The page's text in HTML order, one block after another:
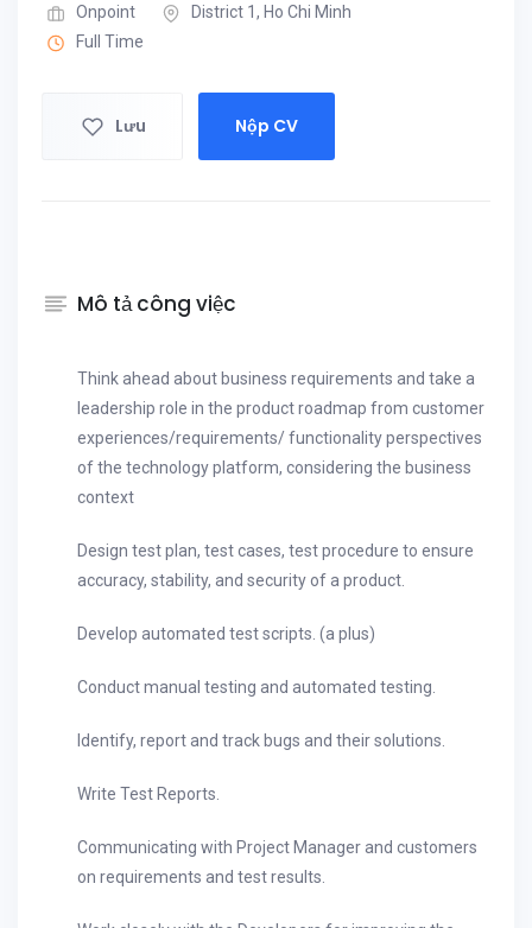
Onpoint
District 1, Ho Chi Minh
Full Time
Lưu Nộp CV
Mô tả công việc
Think ahead about business requirements and take a
leadership role in the product roadmap from customer
experiences/requirements/ functionality perspectives
of the technology platform, considering the business
context
Design test plan, test cases, test procedure to ensure
accuracy, stability, and security of a product.
Develop automated test scripts. (a plus)
Conduct manual testing and automated testing.
Identify, report and track bugs and their solutions.
Write Test Reports.
Communicating with Project Manager and customers
on requirements and test results.